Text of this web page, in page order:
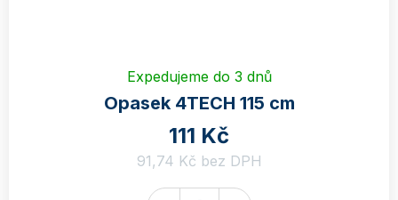
Expedujeme do 3 dnů
Opasek 4TECH 115 cm
111 Kč
91,74 Kč bez DPH